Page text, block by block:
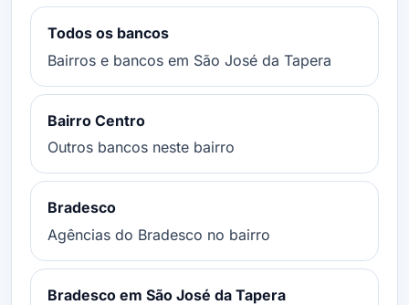
Todos os bancos
Bairros e bancos em São José da Tapera
Bairro Centro
Outros bancos neste bairro
Bradesco
Agências do Bradesco no bairro
Bradesco em São José da Tapera